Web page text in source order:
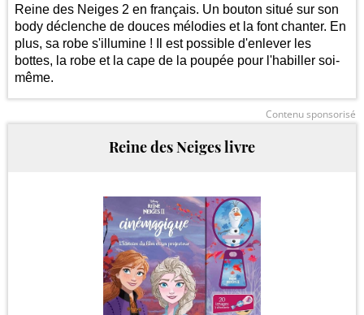
30
40
Reine des Neiges 2 en français. Un bouton situé sur son
body déclenche de douces mélodies et la font chanter. En
plus, sa robe s'illumine ! Il est possible d'enlever les
bottes, la robe et la cape de la poupée pour l'habiller soi-
même.
Contenu sponsorisé
Reine des Neiges livre